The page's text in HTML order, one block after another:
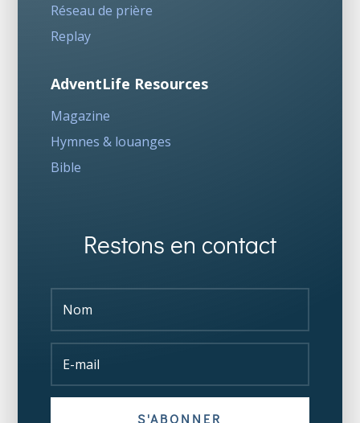
Réseau de prière
Replay
AdventLife Resources
Magazine
Hymnes & louanges
Bible
Restons en contact
S'ABONNER